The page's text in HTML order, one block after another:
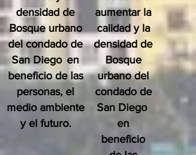
densidad de
Bosque urbano
del condado de
San Diego en
beneficio de las
personas, el
medio ambiente
y el futuro.
aumentar la
calidad y la
densidad de
Bosque
urbano del
condado de
San Diego
en
beneficio